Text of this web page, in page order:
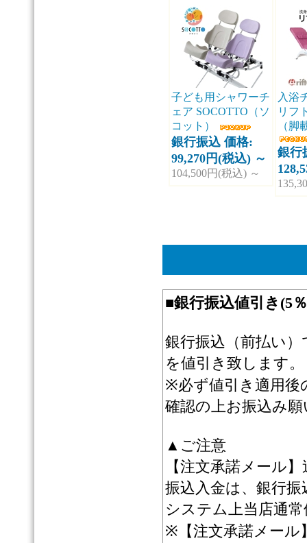
子ども用シャワーチ
ェア SOCOTTO（ソ
コット）
銀行振込 価格:
99,270円(税込) ～
104,500円(税込) ～
入浴
リフ
（脚
銀行
■銀行振込値引き(5
銀行振込（前払い
を値引き致します。
※必ず値引き適用後
確認の上お振込み
▲ご注意
【注文承諾メール
振込入金は、銀行
システム上当店通
※【注文承諾メール